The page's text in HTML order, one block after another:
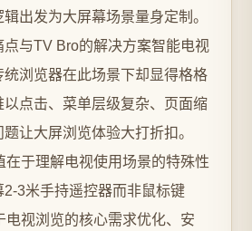
出发为大屏幕场景量身定制。
点与TV Bro的解决方案智能电视
统浏览器在此场景下却显得格格
以点击、菜单层级复杂、页面缩
让大屏浏览体验大打折扣。
在于理解电视使用场景的特殊性
3米手持遥控器而非鼠标键
电视浏览的核心需求优化、安